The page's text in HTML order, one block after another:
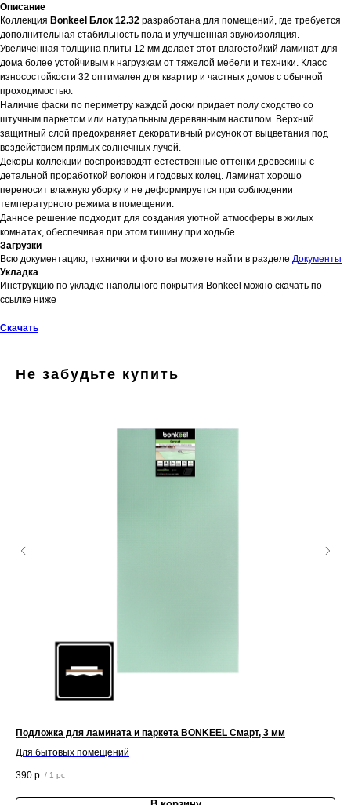
Описание
Коллекция Bonkeel Блок 12.32 разработана для помещений, где требуется
дополнительная стабильность пола и улучшенная звукоизоляция.
Увеличенная толщина плиты 12 мм делает этот влагостойкий ламинат для
дома более устойчивым к нагрузкам от тяжелой мебели и техники. Класс
износостойкости 32 оптимален для квартир и частных домов с обычной
проходимостью.
Наличие фаски по периметру каждой доски придает полу сходство со
штучным паркетом или натуральным деревянным настилом. Верхний
защитный слой предохраняет декоративный рисунок от выцветания под
воздействием прямых солнечных лучей.
Декоры коллекции воспроизводят естественные оттенки древесины с
детальной проработкой волокон и годовых колец. Ламинат хорошо
переносит влажную уборку и не деформируется при соблюдении
температурного режима в помещении.
Данное решение подходит для создания уютной атмосферы в жилых
комнатах, обеспечивая при этом тишину при ходьбе.
Загрузки
Всю документацию, технички и фото вы можете найти в разделе Документы
Укладка
Инструкцию по укладке напольного покрытия Bonkeel можно скачать по
ссылке ниже
Скачать
Не забудьте купить
Подложка для ламината и паркета BONKEEL Смарт, 3 мм
Для бытовых помещений
390 р. / 1 pc